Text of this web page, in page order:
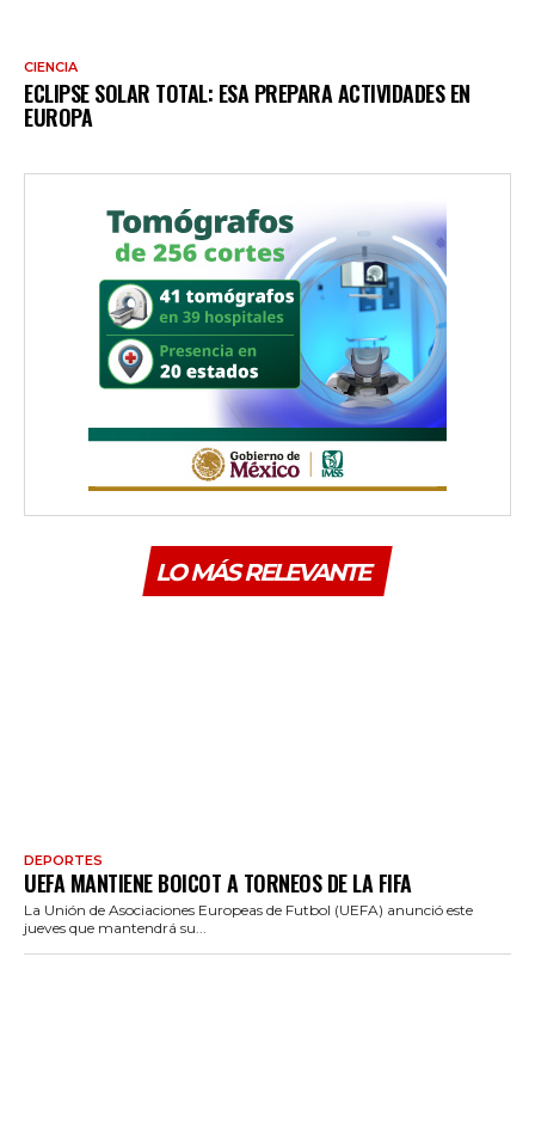
CIENCIA
ECLIPSE SOLAR TOTAL: ESA PREPARA ACTIVIDADES EN
EUROPA
LO MÁS RELEVANTE
DEPORTES
UEFA MANTIENE BOICOT A TORNEOS DE LA FIFA
La Unión de Asociaciones Europeas de Futbol (UEFA) anunció este
jueves que mantendrá su...